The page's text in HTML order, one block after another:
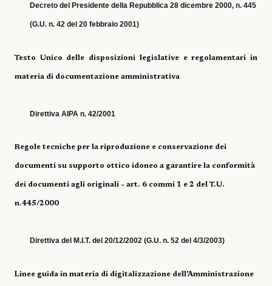
Decreto del Presidente della Repubblica 28 dicembre 2000, n. 445
(G.U. n. 42 del 20 febbraio 2001)
Testo Unico delle disposizioni legislative e regolamentari in
materia di documentazione amministrativa
Direttiva AIPA n. 42/2001
Regole tecniche per la riproduzione e conservazione dei
documenti su supporto ottico idoneo a garantire la conformità
dei documenti agli originali – art. 6 commi 1 e 2 del T.U.
n.445/2000
Direttiva del M.I.T. del 20/12/2002 (G.U. n. 52 del 4/3/2003)
Linee guida in materia di digitalizzazione dell’Amministrazione